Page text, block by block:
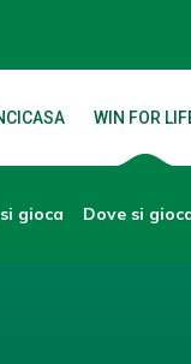
WIN FOR
gioca Dove si